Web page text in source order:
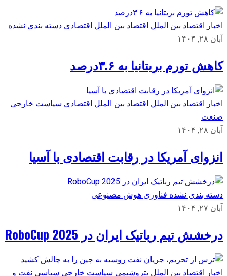
اخبار اقتصاد بین الملل اقتصاد بین الملل اقتصادی دسته بندی نشده
آبان ۲۸, ۱۴۰۴
کاهش تورم بریتانیا به ۳.۶درصد
اخبار اقتصاد بین الملل اقتصاد بین الملل اقتصادی سیاست خارجی
صنعت
آبان ۲۸, ۱۴۰۴
انزوای آمریکا در رقابت اقتصادی با آسیا
دسته بندی نشده فناوری هوش مصنوعی
آبان ۲۷, ۱۴۰۴
درخشش تیم رباتیک ایران در RoboCup 2025
اخبار اقتصاد بین الملل پتروشیمی سیاست خارجی سیاسی نفت و